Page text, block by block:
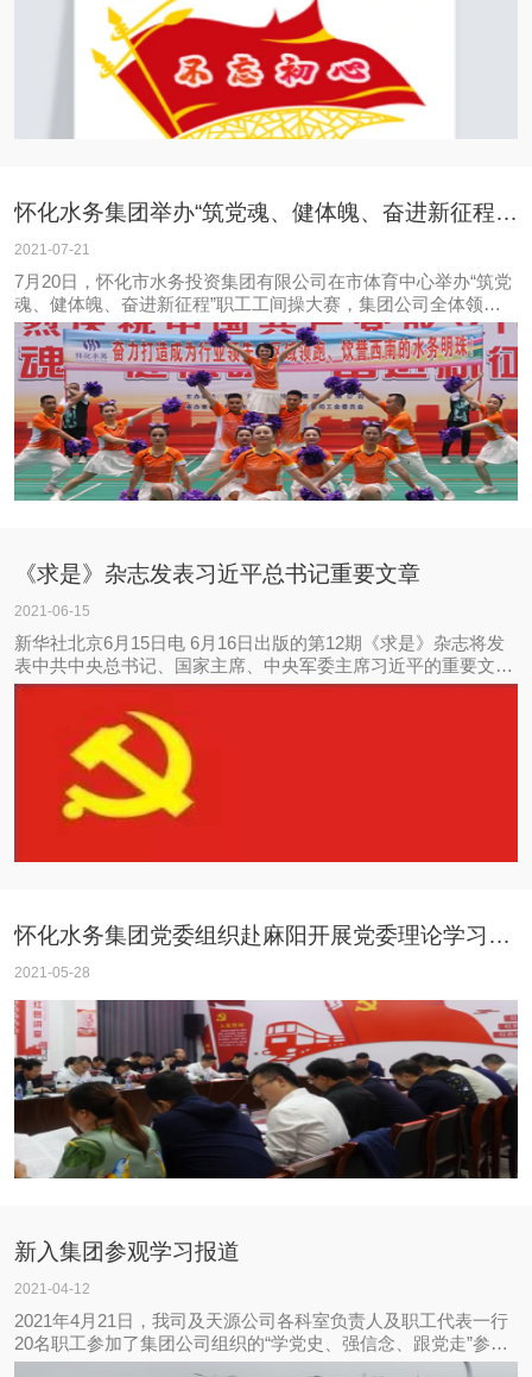
怀化水务集团举办“筑党魂、健体魄、奋进新征程” 职工工间操大赛
2021-07-21
7月20日，怀化市水务投资集团有限公司在市体育中心举办“筑党
魂、健体魄、奋进新征程”职工工间操大赛，集团公司全体领导
班子成员出席大赛并担任评委，集团各部室、各子公司组成7支
代表队同场竞技，广大水务员工现场呐喊助威、为各自队伍加油
鼓劲。
《求是》杂志发表习近平总书记重要文章
2021-06-15
新华社北京6月15日电 6月16日出版的第12期《求是》杂志将发
表中共中央总书记、国家主席、中央军委主席习近平的重要文章
《以史为镜、以史明志，知史爱党、知史爱国》。
怀化水务集团党委组织赴麻阳开展党委理论学习中心组 第五次学习暨党史学习教育第三次专题学习
2021-05-28
新入集团参观学习报道
2021-04-12
2021年4月21日，我司及天源公司各科室负责人及职工代表一行
20名职工参加了集团公司组织的“学党史、强信念、跟党走”参观
学习活动，前往了集团下属城东污水处理厂、自来水二水厂、水